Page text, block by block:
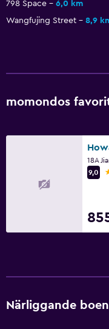
798 Space 6,0 km
Wangfujing Street
8,9
momondos
9,0
Närliggande